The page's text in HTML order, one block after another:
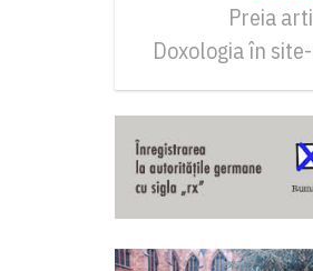
Preia
Doxologia în